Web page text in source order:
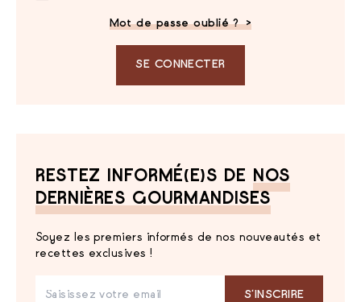
Mot de passe oublié ?
SE CONNECTER
RESTEZ INFORMÉ(E)S DE
NOS
DERNIÈRES GOURMANDISES
Soyez les premiers informés de nos nouveautés et
recettes exclusives !
S‘INSCRIRE